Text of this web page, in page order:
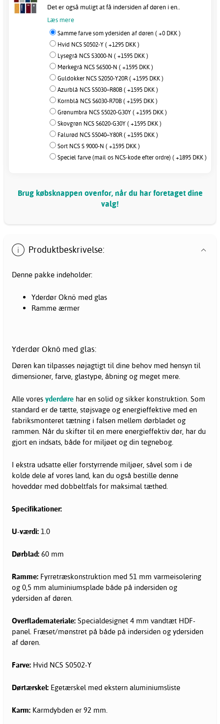
Det er også muligt at få indersiden af døren i en..
Læs mere
Samme farve som ydersiden af døren ( +0 DKK )
Hvid NCS S0502-Y ( +1295 DKK )
Lysegrå NCS S3000-N ( +1595 DKK )
Mørkegrå NCS S6500-N ( +1595 DKK )
Guldokker NCS S2050-Y20R ( +1595 DKK )
Azurblå NCS S5030–R80B ( +1595 DKK )
Kornblå NCS S6030-R70B ( +1595 DKK )
Grønumbra NCS S5020-G30Y ( +1595 DKK )
Skovgrøn NCS S6020-G30Y ( +1595 DKK )
Falurød NCS S5040–Y80R ( +1595 DKK )
Sort NCS S 9000-N ( +1595 DKK )
Speciel farve (mail os NCS-kode efter ordre) ( +1895 DKK )
Brug købsknappen ovenfor, når du har foretaget dine
valg!
Produktbeskrivelse:
Denne pakke indeholder:
Yderdør Oknö med glas
Ramme ærmer
Yderdør Oknö med glas:
Døren kan tilpasses nøjagtigt til dine behov med hensyn til
dimensioner, farve, glastype, åbning og meget mere.
Alle vores yderdøre har en solid og sikker konstruktion. Som
standard er de tætte, støjsvage og energieffektive med en
fabriksmonteret tætning i falsen mellem dørbladet og
rammen. Når du skifter til en mere energieffektiv dør, har du
gjort en indsats, både for miljøet og din tegnebog.
I ekstra udsatte eller forstyrrende miljøer, såvel som i de
kolde dele af vores land, kan du også bestille denne
hoveddør med dobbeltfals for maksimal tæthed.
Specifikationer:
U-værdi: 1.0
Dørblad: 60 mm
Ramme: Fyrretræskonstruktion med 51 mm varmeisolering
og 0,5 mm aluminiumsplade både på indersiden og
ydersiden af døren.
Overflademateriale: Specialdesignet 4 mm vandtæt HDF-
panel. Fræset/mønstret på både på indersiden og ydersiden
af døren.
Farve: Hvid NCS S0502-Y
Dørtærskel: Egetærskel med ekstern aluminiumsliste
Karm: Karmdybden er 92 mm.